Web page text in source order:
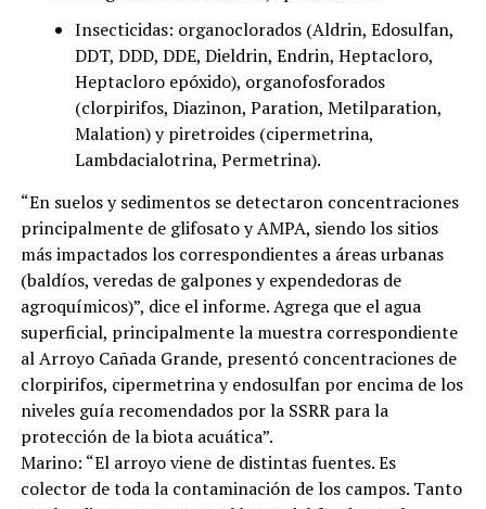
Insecticidas: organoclorados (Aldrin, Edosulfan,
DDT, DDD, DDE, Dieldrin, Endrin, Heptacloro,
Heptacloro epóxido), organofosforados
(clorpirifos, Diazinon, Paration, Metilparation,
Malation) y piretroides (cipermetrina,
Lambdacialotrina, Permetrina).
“En suelos y sedimentos se detectaron concentraciones
principalmente de glifosato y AMPA, siendo los sitios
más impactados los correspondientes a áreas urbanas
(baldíos, veredas de galpones y expendedoras de
agroquímicos)”, dice el informe. Agrega que el agua
superficial, principalmente la muestra correspondiente
al Arroyo Cañada Grande, presentó concentraciones de
clorpirifos, cipermetrina y endosulfan por encima de los
niveles guía recomendados por la SSRR para la
protección de la biota acuática”.
Marino: “El arroyo viene de distintas fuentes. Es
colector de toda la contaminación de los campos. Tanto